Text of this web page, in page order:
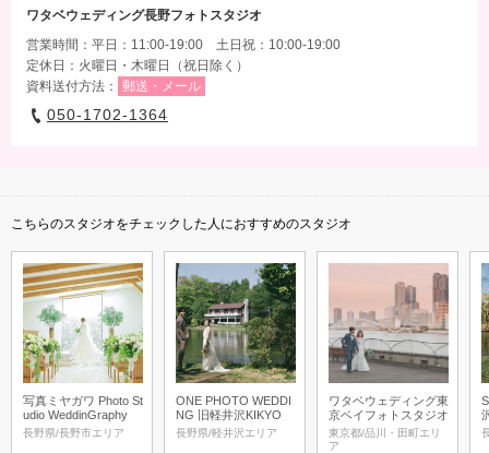
ワタベウェディング長野フォトスタジオ
営業時間：平日：11:00-19:00 土日祝：10:00-19:00
定休日：火曜日・木曜日（祝日除く）
資料送付方法：
郵送・メール
050-1702-1364
こちらのスタジオをチェックした人におすすめのスタジオ
写真ミヤガワ Photo St
udio WeddinGraphy
長野県/長野市エリア
ONE PHOTO WEDDI
NG 旧軽井沢KIKYO
長野県/軽井沢エリア
ワタベウェディング東
京ベイフォトスタジオ
東京都/品川・田町エリ
ア